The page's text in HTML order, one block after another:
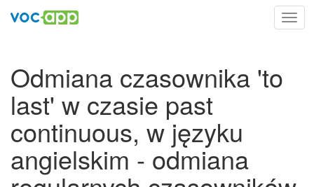
Odmiana czasownika 'to
last' w czasie past
continuous, w języku
angielskim - odmiana